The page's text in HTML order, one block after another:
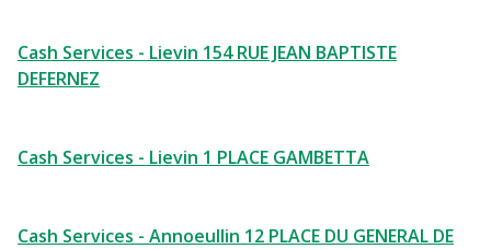
Cash Services - Lievin 154 RUE JEAN BAPTISTE
DEFERNEZ
Cash Services - Lievin 1 PLACE GAMBETTA
Cash Services - Annoeullin 12 PLACE DU GENERAL DE